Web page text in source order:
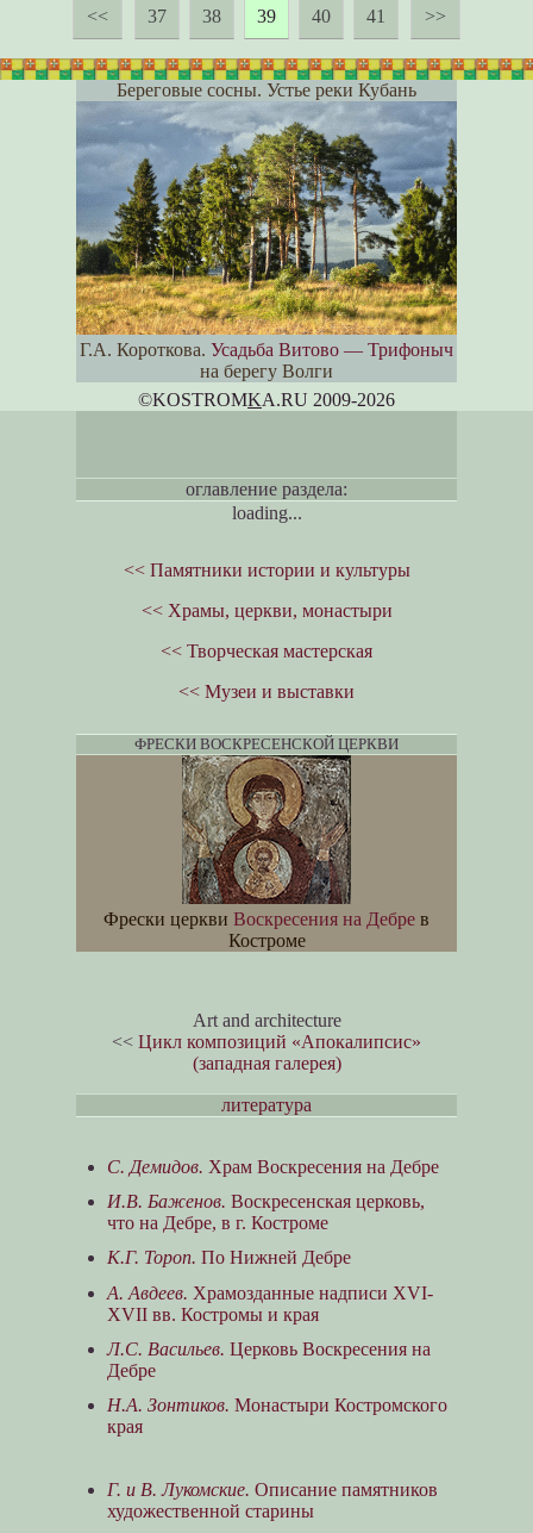
<< 37 38 39 40 41 >>
Береговые сосны. Устье реки Кубань
Г.А. Короткова. Усадьба Витово — Трифоныч
на берегу Волги
©KOSTROMKA.RU 2009-2026
оглавление раздела:
loading...
<< Памятники истории и культуры
<< Храмы, церкви, монастыри
<< Творческая мастерская
<< Музеи и выставки
ФРЕСКИ ВОСКРЕСЕНСКОЙ ЦЕРКВИ
Фрески церкви Воскресения на Дебре в
Костроме
Art and architecture
<< Цикл композиций «Апокалипсис»
(западная галерея)
литература
С. Демидов. Храм Воскресения на Дебре
И.В. Баженов. Воскресенская церковь,
что на Дебре, в г. Костроме
К.Г. Тороп. По Нижней Дебре
А. Авдеев. Храмозданные надписи XVI-
XVII вв. Костромы и края
Л.С. Васильев. Церковь Воскресения на
Дебре
Н.А. Зонтиков. Монастыри Костромского
края
Г. и В. Лукомские. Описание памятников
художественной старины